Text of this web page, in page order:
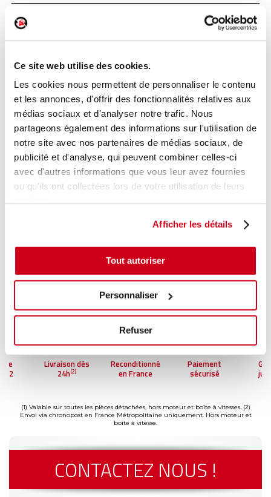
Ce site web utilise des cookies.
Les cookies nous permettent de personnaliser le contenu
et les annonces, d'offrir des fonctionnalités relatives aux
médias sociaux et d'analyser notre trafic. Nous
partageons également des informations sur l'utilisation de
notre site avec nos partenaires de médias sociaux, de
publicité et d'analyse, qui peuvent combiner celles-ci
avec d'autres informations que vous leur avez fournies
ou qu'ils ont collectées lors de votre utilisation de leurs
Afficher les détails
Tout autoriser
Personnaliser
Refuser
Feu stop supplémentaire
Réf. constructeur :5G0945087B
201405
Modèle de provenance
Caractéristiques techniques
En stock 49,00 € TTC
AJOUTER AU PANIER
2
Livraison dès
24h(2)
Reconditionné
en France
Paiement
sécurisé
(1) Valable sur toutes les pièces détachées, hors moteur et boîte à vitesses. (2)
Envoi via chronopost en France Métropolitaine uniquement. Hors moteur et
boîte à vitesse.
CONTACTEZ NOUS !